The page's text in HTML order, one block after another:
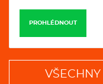
PROHLÉDNOUT